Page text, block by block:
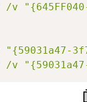
/v
"{59031a47-
/v